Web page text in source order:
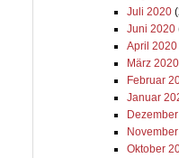
Juli 2020
Juni 2020
April 2020
März 2020
Februar
Januar
Oktober